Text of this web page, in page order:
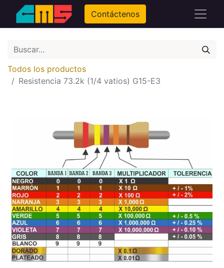
Contáctenos
Todos los productos
Resistencia 73.2k (1/4 vatios) G15-E3